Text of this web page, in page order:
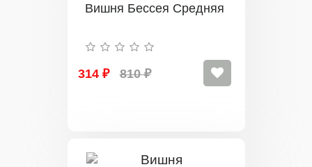
Вишня Бессея Средняя
314 ₽ 810 ₽